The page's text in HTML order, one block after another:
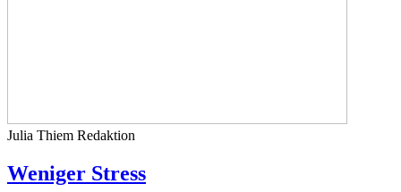
Julia Thiem Redaktion
Weniger Stress